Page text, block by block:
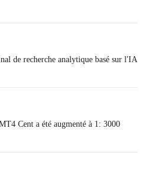
de recherche analytique basé sur l'IA
Cent a été augmenté à 1: 3000